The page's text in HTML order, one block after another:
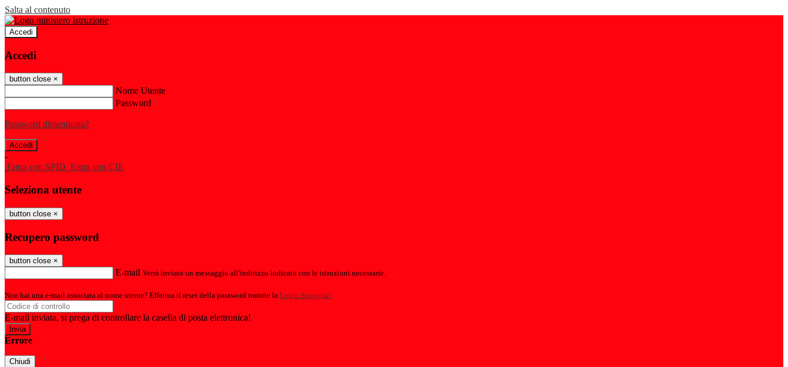
Salta al contenuto
Accedi
Accedi
button close ×
Nome Utente
Password
Password dimenticata?
-
Entra con SPID Entra con CIE
Seleziona utente
button close ×
Recupero password
button close ×
E-mail Verrà inviato un messaggio all'indirizzo indicato con le istruzioni necessarie.
Non hai una e-mail associata al nome utente? Effettua il reset della password tramite la Login Spaggiari
E-mail inviata, si prega di controllare la casella di posta elettronica!
Errore
Chiudi